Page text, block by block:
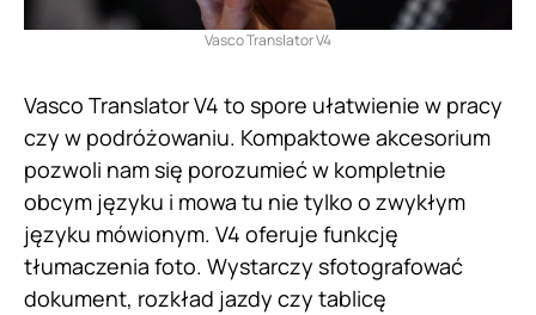
Vasco Translator V4
Vasco Translator V4 to spore ułatwienie w pracy
czy w podróżowaniu. Kompaktowe akcesorium
pozwoli nam się porozumieć w kompletnie
obcym języku i mowa tu nie tylko o zwykłym
języku mówionym. V4 oferuje funkcję
tłumaczenia foto. Wystarczy sfotografować
dokument, rozkład jazdy czy tablicę